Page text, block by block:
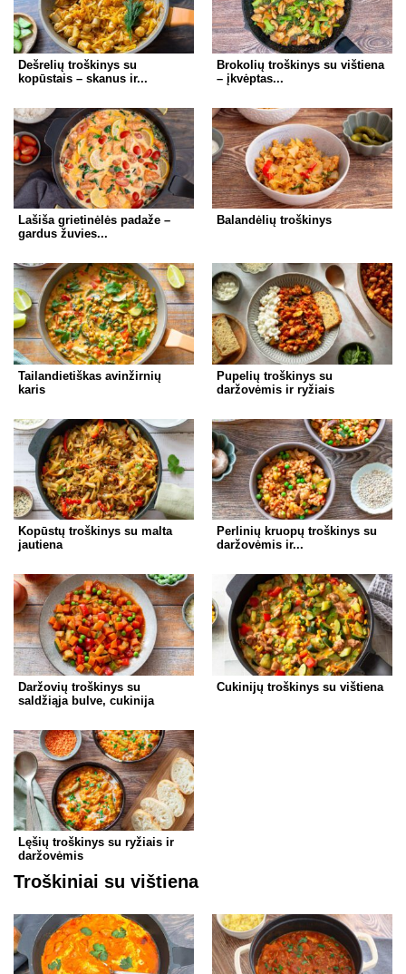
k
Dešrelių troškinys su
kopūstais – skanus ir...
Brokolių troškinys su vištiena
– įkvėptas...
Lašiša grietinėlės padaže –
gardus žuvies...
Balandėlių troškinys
Tailandietiškas avinžirnių
karis
Pupelių troškinys su
daržovėmis ir ryžiais
Kopūstų troškinys su malta
jautiena
Perlinių kruopų troškinys su
daržovėmis ir...
Daržovių troškinys su
saldžiąja bulve, cukinija
Cukinijų troškinys su vištiena
Lęšių troškinys su ryžiais ir
daržovėmis
Troškiniai su vištiena